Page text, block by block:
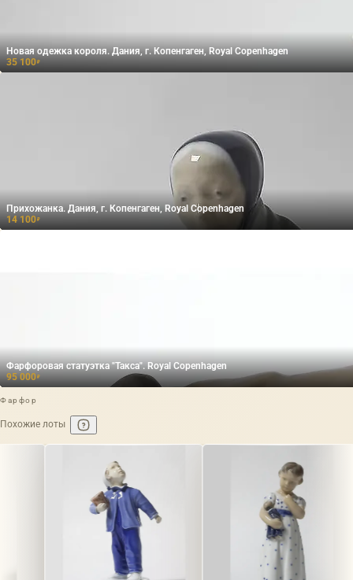
Новая одежка короля. Дания, г. Копенгаген, Royal Copenhagen
35 100₽
Прихожанка. Дания, г. Копенгаген, Royal Copenhagen
14 100₽
Фарфоровая статуэтка "Такса". Royal Copenhagen
95 000₽
Фарфор
Похожие лоты